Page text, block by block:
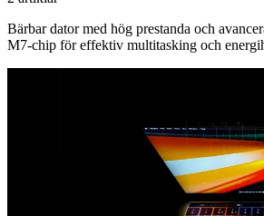
Bärbar dator med hög prestanda och
M7-chip för effektiv multitasking och